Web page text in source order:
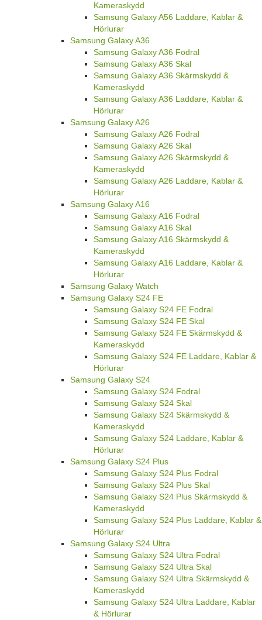
Kameraskydd
Samsung Galaxy A56 Laddare, Kablar &
Hörlurar
Samsung Galaxy A36
Samsung Galaxy A36 Fodral
Samsung Galaxy A36 Skal
Samsung Galaxy A36 Skärmskydd &
Kameraskydd
Samsung Galaxy A36 Laddare, Kablar &
Hörlurar
Samsung Galaxy A26
Samsung Galaxy A26 Fodral
Samsung Galaxy A26 Skal
Samsung Galaxy A26 Skärmskydd &
Kameraskydd
Samsung Galaxy A26 Laddare, Kablar &
Hörlurar
Samsung Galaxy A16
Samsung Galaxy A16 Fodral
Samsung Galaxy A16 Skal
Samsung Galaxy A16 Skärmskydd &
Kameraskydd
Samsung Galaxy A16 Laddare, Kablar &
Hörlurar
Samsung Galaxy Watch
Samsung Galaxy S24 FE
Samsung Galaxy S24 FE Fodral
Samsung Galaxy S24 FE Skal
Samsung Galaxy S24 FE Skärmskydd &
Kameraskydd
Samsung Galaxy S24 FE Laddare, Kablar &
Hörlurar
Samsung Galaxy S24
Samsung Galaxy S24 Fodral
Samsung Galaxy S24 Skal
Samsung Galaxy S24 Skärmskydd &
Kameraskydd
Samsung Galaxy S24 Laddare, Kablar &
Hörlurar
Samsung Galaxy S24 Plus
Samsung Galaxy S24 Plus Fodral
Samsung Galaxy S24 Plus Skal
Samsung Galaxy S24 Plus Skärmskydd &
Kameraskydd
Samsung Galaxy S24 Plus Laddare, Kablar &
Hörlurar
Samsung Galaxy S24 Ultra
Samsung Galaxy S24 Ultra Fodral
Samsung Galaxy S24 Ultra Skal
Samsung Galaxy S24 Ultra Skärmskydd &
Kameraskydd
Samsung Galaxy S24 Ultra Laddare, Kablar
& Hörlurar